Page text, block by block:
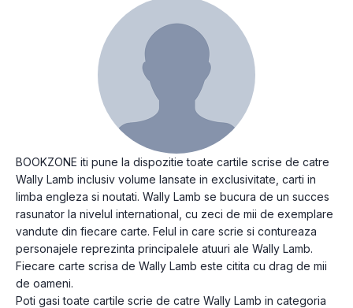
BOOKZONE iti pune la dispozitie toate cartile scrise de catre
Wally Lamb inclusiv volume lansate in exclusivitate, carti in
limba engleza si noutati. Wally Lamb se bucura de un succes
rasunator la nivelul international, cu zeci de mii de exemplare
vandute din fiecare carte. Felul in care scrie si contureaza
personajele reprezinta principalele atuuri ale Wally Lamb.
Fiecare carte scrisa de Wally Lamb este citita cu drag de mii
de oameni.
Poti gasi toate cartile scrie de catre Wally Lamb in categoria